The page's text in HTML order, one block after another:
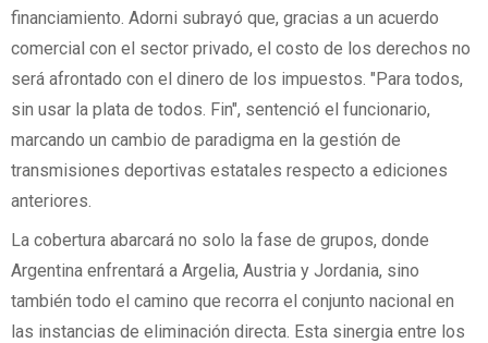
financiamiento. Adorni subrayó que, gracias a un acuerdo
comercial con el sector privado, el costo de los derechos no
será afrontado con el dinero de los impuestos. "Para todos,
sin usar la plata de todos. Fin", sentenció el funcionario,
marcando un cambio de paradigma en la gestión de
transmisiones deportivas estatales respecto a ediciones
anteriores.
La cobertura abarcará no solo la fase de grupos, donde
Argentina enfrentará a Argelia, Austria y Jordania, sino
también todo el camino que recorra el conjunto nacional en
las instancias de eliminación directa. Esta sinergia entre los